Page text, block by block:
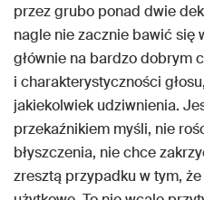
przez grubo ponad dwie
nagle nie zacznie bawić się
głównie na bardzo dobrym
i charakterystyczności
jakiekolwiek udziwnienia.
przekaźnikiem myśli, nie
błyszczenia, nie chce
zresztą przypadku w tym,